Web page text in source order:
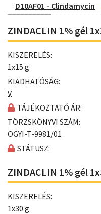
D10AF01 - Clindamycin
ZINDACLIN 1% gél
KISZERELÉS:
1x15 g
KIADHATÓSÁG:
V
TÁJÉKOZTATÓ ÁR:
TÖRZSKÖNYVI SZÁM:
OGYI-T-9981/01
STÁTUSZ:
ZINDACLIN 1% gél
KISZERELÉS:
1x30 g